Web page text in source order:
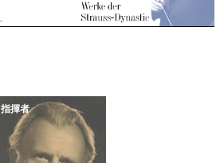
指揮者